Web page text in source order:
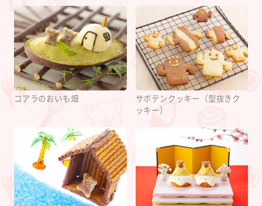
コアラのおいも畑
サボテンクッキー（型抜きク
ッキー）